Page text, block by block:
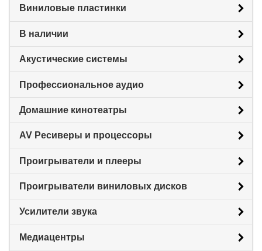
Виниловые пластинки
В наличии
Акустические системы
Профессиональное аудио
Домашние кинотеатры
AV Ресиверы и процессоры
Проигрыватели и плееры
Проигрыватели виниловых дисков
Усилители звука
Медиацентры